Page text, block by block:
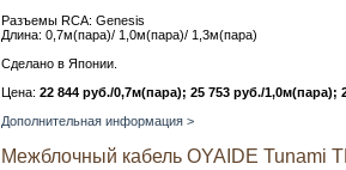
Разъемы RCA: Genesis
Длина: 0,7м(пара)/ 1,0м(пара)/ 1,3м(пара)
Сделано в Японии.
Цена: 22 844 руб./0,7м(пара); 25 753 руб./1,0м(пара);
Дополнительная информация >
Межблочный кабель OYAIDE Tunami